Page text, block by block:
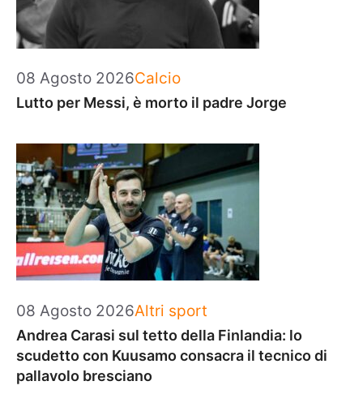
08 Agosto 2026Categorie
Calcio
Lutto per Messi, è morto il padre Jorge
08 Agosto 2026Categorie
Altri sport
Andrea Carasi sul tetto della Finlandia: lo
scudetto con Kuusamo consacra il tecnico di
pallavolo bresciano